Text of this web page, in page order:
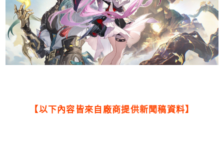
【以下內容皆來自廠商提供新聞稿資料】